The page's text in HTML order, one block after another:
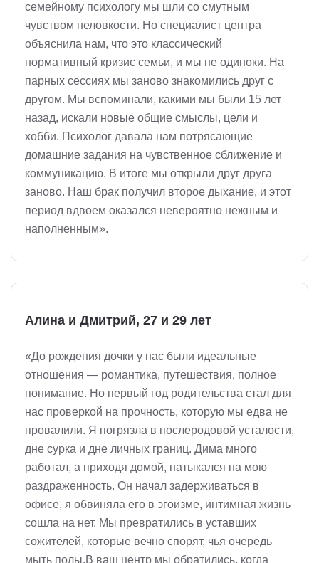
семейному психологу мы шли со смутным
чувством неловкости. Но специалист центра
объяснила нам, что это классический
нормативный кризис семьи, и мы не одиноки. На
парных сессиях мы заново знакомились друг с
другом. Мы вспоминали, какими мы были 15 лет
назад, искали новые общие смыслы, цели и
хобби. Психолог давала нам потрясающие
домашние задания на чувственное сближение и
коммуникацию. В итоге мы открыли друг друга
заново. Наш брак получил второе дыхание, и этот
период вдвоем оказался невероятно нежным и
наполненным».
Алина и Дмитрий, 27 и 29 лет
«До рождения дочки у нас были идеальные
отношения — романтика, путешествия, полное
понимание. Но первый год родительства стал для
нас проверкой на прочность, которую мы едва не
провалили. Я погрязла в послеродовой усталости,
дне сурка и дне личных границ. Дима много
работал, а приходя домой, натыкался на мою
раздраженность. Он начал задерживаться в
офисе, я обвиняла его в эгоизме, интимная жизнь
сошла на нет. Мы превратились в уставших
сожителей, которые вечно спорят, чья очередь
мыть полы.В ваш центр мы обратились, когда